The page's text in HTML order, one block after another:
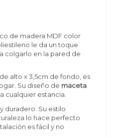
de madera MDF color
le da un toque
colgarlo en la pared de
alto x 3,5cm de fondo, es
Su diseño de maceta
cualquier estancia.
duradero. Su estilo
lo hace perfecto
es fácil y no